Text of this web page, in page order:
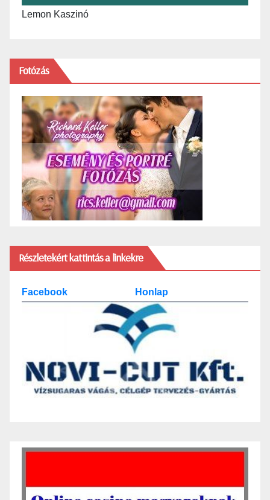
Lemon Kaszinó
Fotózás
Részletekért kattintás a linkekre
Facebook Honlap